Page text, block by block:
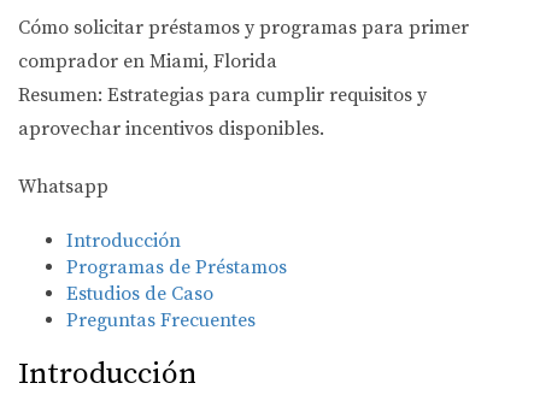
Cómo solicitar préstamos y programas para primer
comprador en Miami, Florida
Resumen: Estrategias para cumplir requisitos y
aprovechar incentivos disponibles.
Whatsapp
Introducción
Programas de Préstamos
Estudios de Caso
Preguntas Frecuentes
Introducción